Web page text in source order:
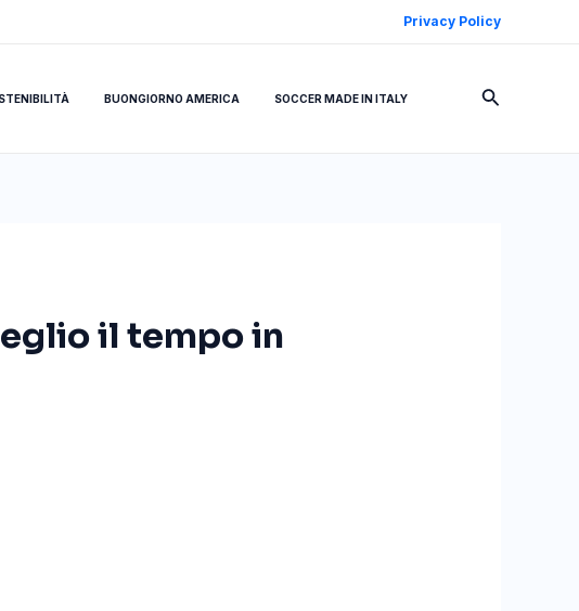
Privacy Policy
BUONGIORNO AMERICA SOCCER MADE IN ITALY Cerca
il tempo in